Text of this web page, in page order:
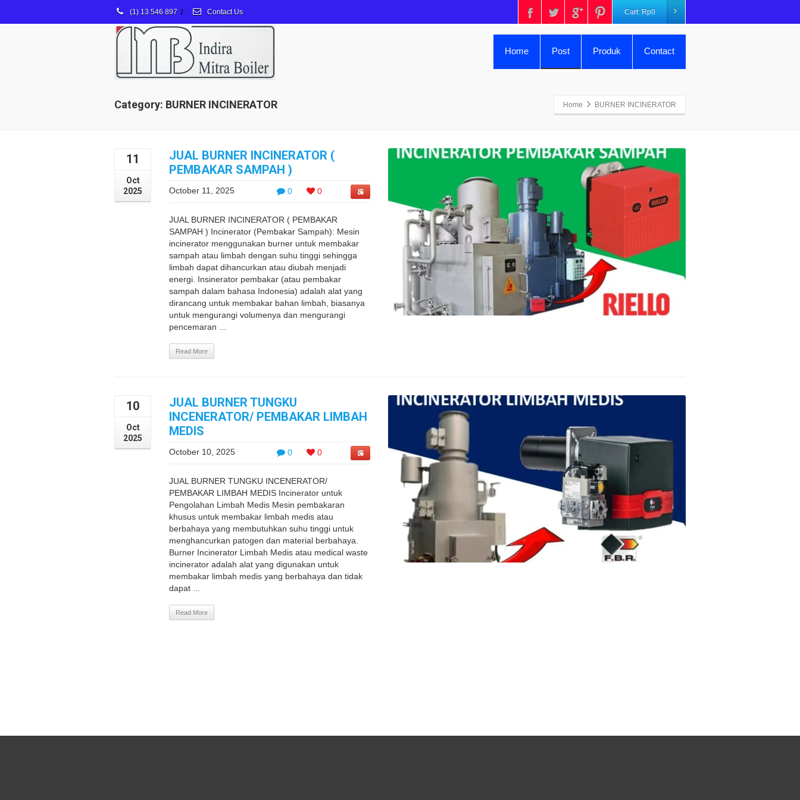
(1) 13 546 897 / Contact Us Cart: Rp0
Home Post Produk Contact
Category: BURNER INCINERATOR Home BURNER INCINERATOR
11
Oct
2025
JUAL BURNER INCINERATOR (
PEMBAKAR SAMPAH )
0 0
October 11, 2025
JUAL BURNER INCINERATOR ( PEMBAKAR
SAMPAH ) Incinerator (Pembakar Sampah): Mesin
incinerator menggunakan burner untuk membakar
sampah atau limbah dengan suhu tinggi sehingga
limbah dapat dihancurkan atau diubah menjadi
energi. Insinerator pembakar (atau pembakar
sampah dalam bahasa Indonesia) adalah alat yang
dirancang untuk membakar bahan limbah, biasanya
untuk mengurangi volumenya dan mengurangi
pencemaran ...
Read More
10
Oct
2025
JUAL BURNER TUNGKU
INCENERATOR/ PEMBAKAR LIMBAH
MEDIS
0 0
October 10, 2025
JUAL BURNER TUNGKU INCENERATOR/
PEMBAKAR LIMBAH MEDIS Incinerator untuk
Pengolahan Limbah Medis Mesin pembakaran
khusus untuk membakar limbah medis atau
berbahaya yang membutuhkan suhu tinggi untuk
menghancurkan patogen dan material berbahaya.
Burner Incinerator Limbah Medis atau medical waste
incinerator adalah alat yang digunakan untuk
membakar limbah medis yang berbahaya dan tidak
dapat ...
Read More